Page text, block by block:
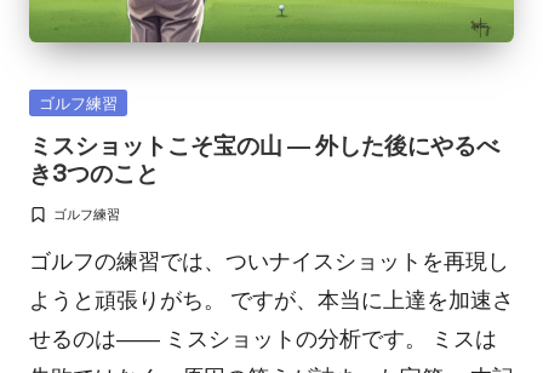
Posted
ゴルフ練習
ミスショットこそ宝の山 ― 外した後にやるべ
き3つのこと
Posted
ゴルフ練習
ゴルフの練習では、ついナイスショットを再現し
ようと頑張りがち。 ですが、本当に上達を加速さ
せるのは―― ミスショットの分析です。 ミスは